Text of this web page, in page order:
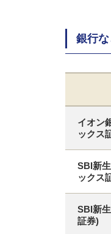
銀行
イオン
ックス
SBI新
ックス
SBI新
証券)